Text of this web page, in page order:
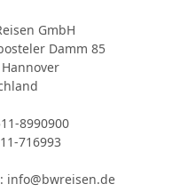
GmbH
Damm 85
8990900
716993
info@bwreisen.de